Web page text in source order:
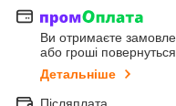
Ви отримаєте
або гроші
Детальніше